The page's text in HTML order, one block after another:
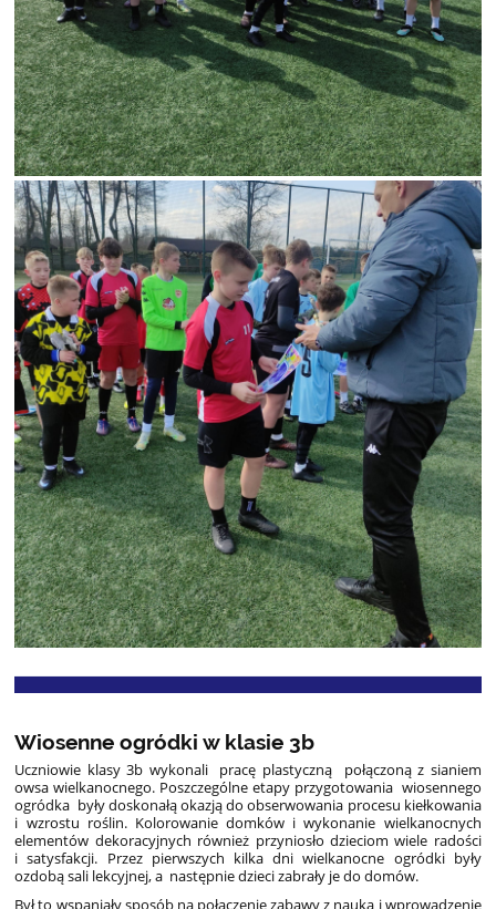
Wiosenne ogródki w klasie 3b
Uczniowie klasy 3b wykonali pracę plastyczną połączoną z sianiem
owsa wielkanocnego. Poszczególne etapy przygotowania wiosennego
ogródka były doskonałą okazją do obserwowania procesu kiełkowania
i wzrostu roślin. Kolorowanie domków i wykonanie wielkanocnych
elementów dekoracyjnych również przyniosło dzieciom wiele radości
i satysfakcji. Przez pierwszych kilka dni wielkanocne ogródki były
ozdobą sali lekcyjnej, a następnie dzieci zabrały je do domów.
Był to wspaniały sposób na połączenie zabawy z nauką i wprowadzenie